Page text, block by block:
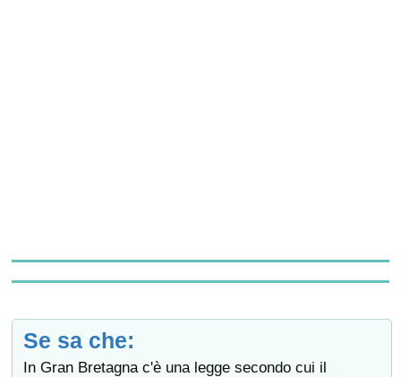
Se sa che:
In Gran Bretagna c'è una legge secondo cui il